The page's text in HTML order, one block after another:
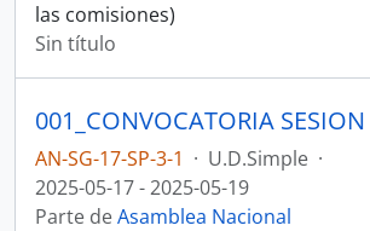
las comisiones)
Sin título
AN-SG-17-SP-3-1 · U.D.Simple ·
2025-05-17 - 2025-05-19
Parte deAsamblea Nacional